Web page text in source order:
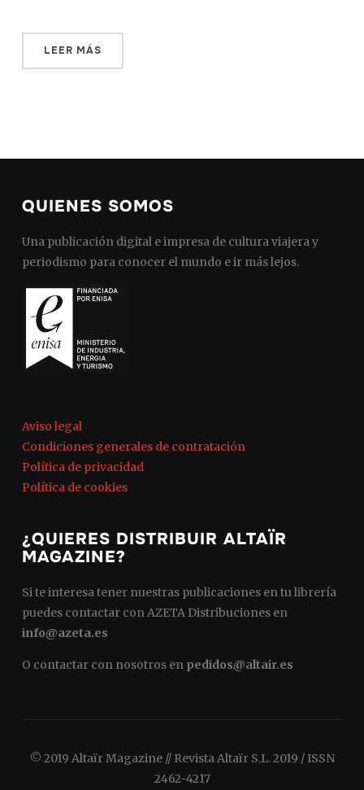
LEER MÁS
QUIENES SOMOS
Una publicación digital e impresa de cultura viajera y
periodismo para conocer el mundo e ir más lejos.
Aviso legal
Condiciones generales de contratación
Política de privacidad
Política de cookies
¿QUIERES DISTRIBUIR ALTAÏR
MAGAZINE?
Si te interesa tener nuestras publicaciones en tu librería
puedes contactar con AZETA Distribuciones en
info@azeta.es
O contactar con nosotros en pedidos@altair.es
© 2019 Altaïr Magazine // Revista Altaïr S.L. 2019 / ISSN
2462-4217